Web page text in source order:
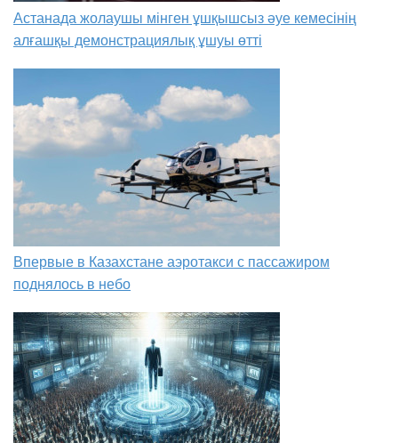
Астанада жолаушы мінген ұшқышсыз әуе кемесінің
алғашқы демонстрациялық ұшуы өтті
Впервые в Казахстане аэротакси с пассажиром
поднялось в небо